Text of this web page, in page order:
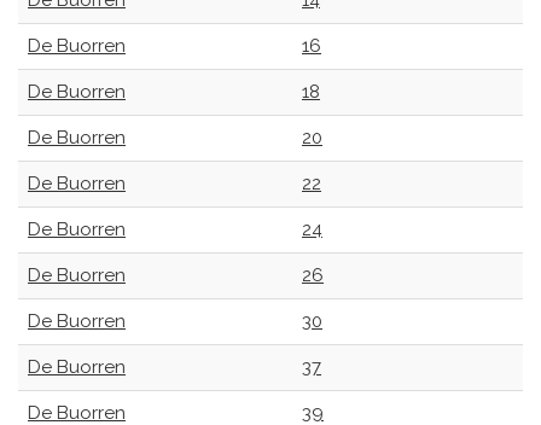
De Buorren 16
De Buorren 18
De Buorren 20
De Buorren 22
De Buorren 24
De Buorren 26
De Buorren 30
De Buorren 37
De Buorren 39